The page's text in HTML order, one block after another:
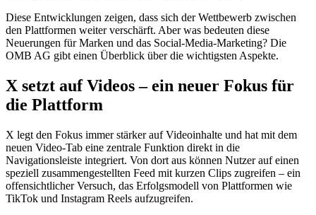
Diese Entwicklungen zeigen, dass sich der Wettbewerb zwischen
den Plattformen weiter verschärft. Aber was bedeuten diese
Neuerungen für Marken und das Social-Media-Marketing? Die
OMB AG gibt einen Überblick über die wichtigsten Aspekte.
X setzt auf Videos – ein neuer Fokus für
die Plattform
X legt den Fokus immer stärker auf Videoinhalte und hat mit dem
neuen Video-Tab eine zentrale Funktion direkt in die
Navigationsleiste integriert. Von dort aus können Nutzer auf einen
speziell zusammengestellten Feed mit kurzen Clips zugreifen – ein
offensichtlicher Versuch, das Erfolgsmodell von Plattformen wie
TikTok und Instagram Reels aufzugreifen.